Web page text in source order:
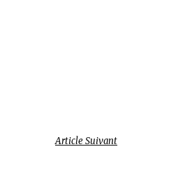
Article Suivant